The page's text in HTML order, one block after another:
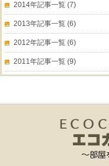
2014年記事一覧 (7)
2013年記事一覧 (6)
2012年記事一覧 (6)
2011年記事一覧 (9)